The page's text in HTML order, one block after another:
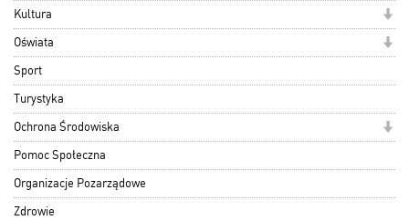
Kultura
Oświata
Sport
Turystyka
Ochrona Środowiska
Pomoc Społeczna
Organizacje Pozarządowe
Zdrowie